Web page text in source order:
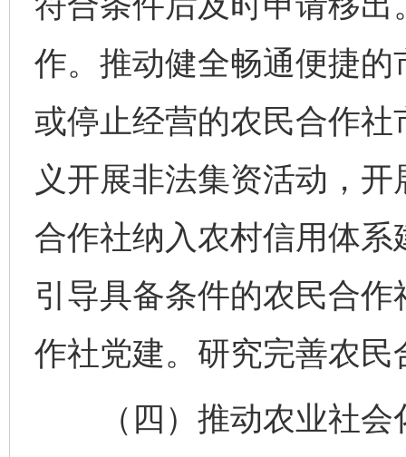
作。推动健全畅通便捷
或停止经营的农民合作
义开展非法集资活动，
合作社纳入农村信用体
引导具备条件的农民合
作社党建。研究完善农
（四）推动农业社会